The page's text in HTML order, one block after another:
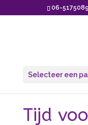
06-
Selecteer een
Tijd